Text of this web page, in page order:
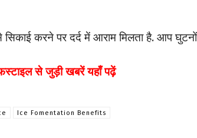
करने पर दर्द में आराम मिलता है. आप
से जुड़ी खबरें यहाँ पढ़ें
Ice Fomentation Benefits